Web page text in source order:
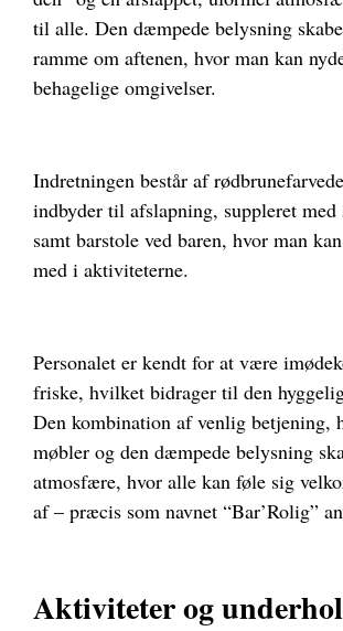
til alle. Den dæmpede belysning
ramme om aftenen, hvor man kan
behagelige omgivelser.
Indretningen består af
indbyder til afslapning, suppleret med
samt barstole ved baren, hvor man
med i aktiviteterne.
Personalet er kendt for at være
friske, hvilket bidrager til den
Den kombination af venlig betjening,
møbler og den dæmpede belysning
atmosfære, hvor alle kan føle sig
af – præcis som navnet “Bar’Rolig”
Aktiviteter og